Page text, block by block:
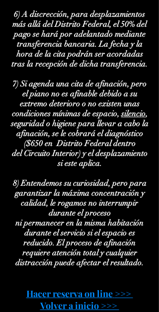
6) A discrección, para desplazamientos
más allá del Distrito Federal, el 50% del
pago se hará por adelantado mediante
transferencia bancaria. La fecha y la
hora de la cita podrán ser acordadas
tras la recepción de dicha transferencia.
7) Si agenda una cita de afinación, pero
el piano no es afinabledebido a su
extremo deterioro o no existen unas
condiciones mínimas de espacio,silencio,
seguridad o higiene para llevar a cabo la
afinación, se le cobrará el diagnóstico
($650 en Distrito Federal dentro
del Circuito Interior)y eldesplazamiento
si este aplica.
8) Entendemos su curiosidad, pero para
garantizar la máxima concentración y
calidad, le rogamos no interrumpir
durante el proceso
ni permanecer en la misma habitación
durante el servicio si el espacio es
reducido.El proceso de afinación
requiere atención total y cualquier
distracción puede afectar el resultado.
Hacer reserva on line >>>
Volver a inicio >>>